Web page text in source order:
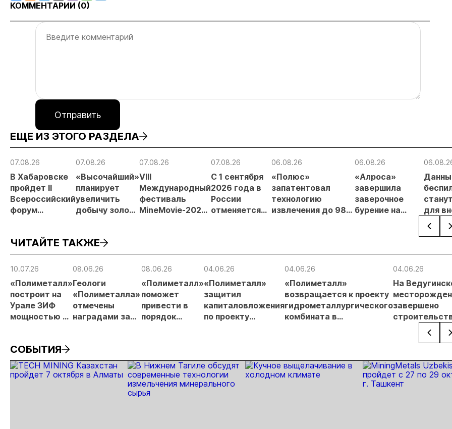
КОММЕНТАРИИ (0)
Отправить
ЕЩЕ ИЗ ЭТОГО РАЗДЕЛА
07.08.26
В Хабаровске
пройдет II
Всероссийский
форум
России»
07.08.26
«Высочайший»
планирует
увеличить
добычу золота
07.08.26
VIII
Международный
фестиваль
MineMovie-2026
07.08.26
С 1 сентября
2026 года в
России
отменяется
отраслевые
риски и
МСБ
06.08.26
«Полюс»
запатентовал
технологию
извлечения до 98%
06.08.26
«Алроса»
завершила
заверочное
бурение на
для
ЧИТАЙТЕ ТАКЖЕ
10.07.26
«Полиметалл»
построит на
Урале ЗИФ
мощностью 3
08.06.26
Геологи
«Полиметалла»
отмечены
наградами за
08.06.26
«Полиметалл»
поможет
привести в
порядок
04.06.26
«Полиметалл»
защитил
капиталовложения
по проекту
04.06.26
«Полиметалл»
возвращается к проекту
гидрометаллургического
комбината в
04.06.26
На
завершено
выделенной
сети LTE/5G
СОБЫТИЯ